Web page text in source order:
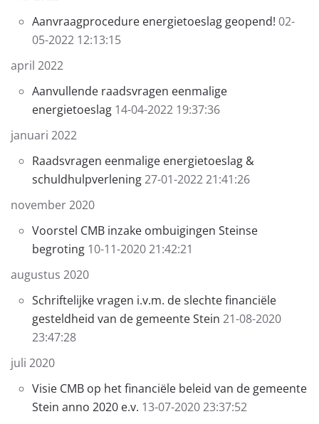
Aanvraagprocedure energietoeslag geopend! 02-
05-2022 12:13:15
april 2022
Aanvullende raadsvragen eenmalige
energietoeslag 14-04-2022 19:37:36
januari 2022
Raadsvragen eenmalige energietoeslag &
schuldhulpverlening27-01-2022 21:41:26
november 2020
Voorstel CMB inzake ombuigingen Steinse
begroting 10-11-2020 21:42:21
augustus 2020
Schriftelijke vragen i.v.m. de slechte financiële
gesteldheid van de gemeente Stein 21-08-2020
23:47:28
juli 2020
Visie CMB op het financiële beleid van de gemeente
Stein anno 2020 e.v. 13-07-2020 23:37:52